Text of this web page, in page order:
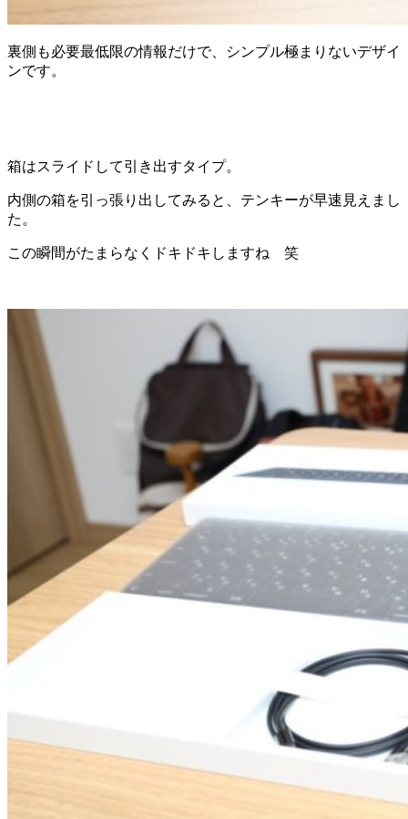
裏側も必要最低限の情報だけで、シンプル極まりないデザイ
ンです。
箱はスライドして引き出すタイプ。
内側の箱を引っ張り出してみると、テンキーが早速見えまし
た。
この瞬間がたまらなくドキドキしますね 笑